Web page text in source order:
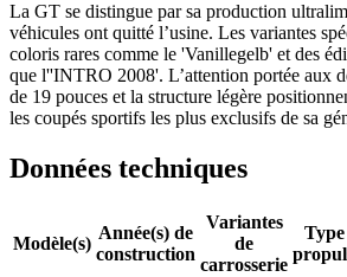
La GT se distingue par sa production
véhicules ont quitté l’usine. Les variantes
coloris rares comme le 'Vanillegelb' et des
que l''INTRO 2008'. L’attention portée aux
de 19 pouces et la structure légère
les coupés sportifs les plus exclusifs de sa
Données techniques
Modèle(s)
Année(s) de
construction
Variantes
de
carrosserie
Type